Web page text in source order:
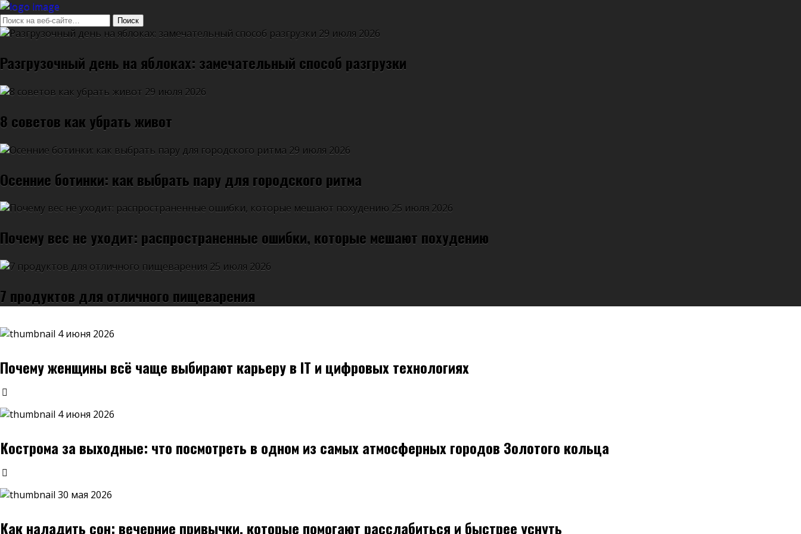
29 июля 2026
Разгрузочный день на яблоках: замечательный способ разгрузки
29 июля 2026
8 советов как убрать живот
29 июля 2026
Осенние ботинки: как выбрать пару для городского ритма
25 июля 2026
Почему вес не уходит: распространенные ошибки, которые мешают похудению
25 июля 2026
7 продуктов для отличного пищеварения
4 июня 2026
Почему женщины всё чаще выбирают карьеру в IT и цифровых технологиях
4 июня 2026
Кострома за выходные: что посмотреть в одном из самых атмосферных городов Золотого кольца
30 мая 2026
Как наладить сон: вечерние привычки, которые помогают расслабиться и быстрее уснуть